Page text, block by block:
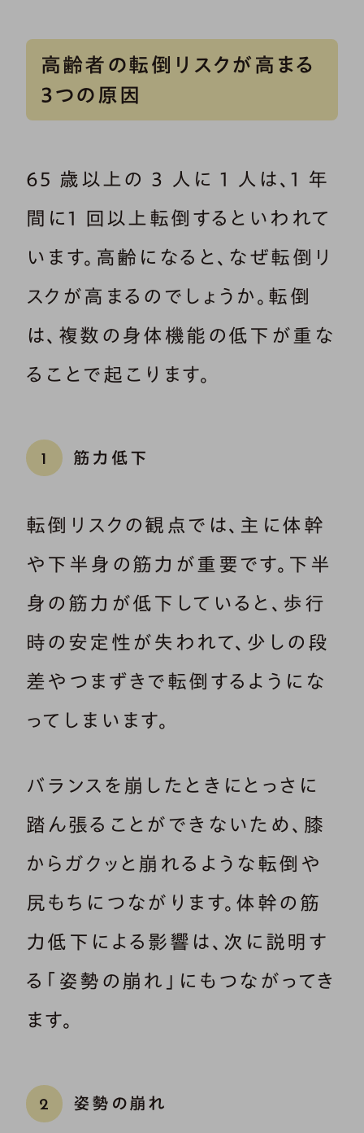
高齢者の転倒リスクが高まる
3つの原因
65 歳以上の 3 人に 1 人は、1 年
間に1 回以上転倒するといわれて
います。高齢になると、なぜ転倒リ
スクが高まるのでしょうか。転倒
は、複数の身体機能の低下が重な
ることで起こります。
1 筋力低下
転倒リスクの観点では、主に体幹
や下半身の筋力が重要です。下半
身の筋力が低下していると、歩行
時の安定性が失われて、少しの段
差やつまずきで転倒するようにな
ってしまいます。
バランスを崩したときにとっさに
踏ん張ることができないため、膝
からガクッと崩れるような転倒や
尻もちにつながります。体幹の筋
力低下による影響は、次に説明す
る「姿勢の崩れ」にもつながってき
ます。
2 姿勢の崩れ